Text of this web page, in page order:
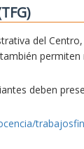
del
deben